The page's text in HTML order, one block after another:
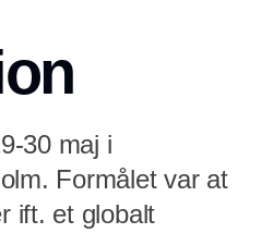
30 maj i
Formålet var at
ift. et globalt